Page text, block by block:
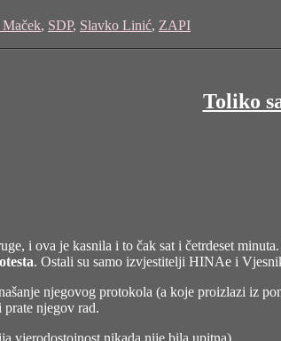
, SDP, Slavko Linić, ZAPI
Toliko
i ova je kasnila i to čak sat i četrdeset
. Ostali su samo izvjestitelji HINAe i
njegovog protokola (a koje proizlazi iz
njegov rad.